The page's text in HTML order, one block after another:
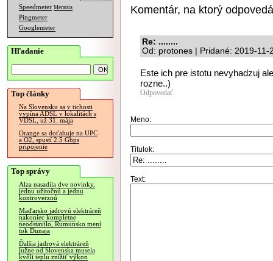
Speedmeter Merania
Pingmeter
Googlemeter
Hľadanie
Top články
Na Slovensku sa v tichosti
vypína ADSL v lokalitách s
VDSL, už 31. mája
Orange sa doťahuje na UPC
a O2, spustí 2.5 Gbps
pripojenie
Top správy
Alza nasadila dve novinky,
jednu užitočnú a jednu
kontroverznú
Maďarsko jadrovú elektráreň
nakoniec kompletne
neodstavilo, Rumunsko mení
tok Dunaja
Ďalšia jadrová elektráreň
južne od Slovenska musela
kvôli teplu znížiť výkon
Komentár, na ktorý
Re: ........
Od: protones | Pridané: 2019-11-
Este ich pre istotu nevyhadzuj
rozne..)
Odpovedať
Meno:
Titulok:
Text: